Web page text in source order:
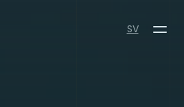
SV